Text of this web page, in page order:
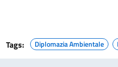
Tags: Diplomazia Ambientale